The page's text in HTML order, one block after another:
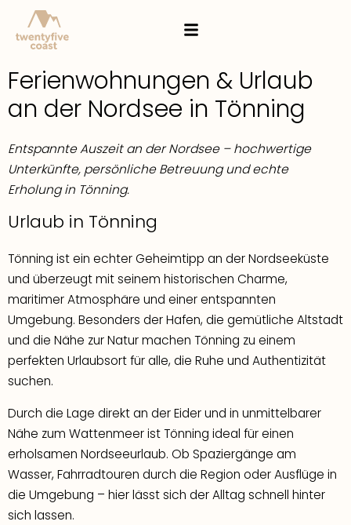
Ferienwohnungen & Urlaub
an der Nordsee in Tönning
Entspannte Auszeit an der Nordsee – hochwertige
Unterkünfte, persönliche Betreuung und echte
Erholung in Tönning.
Urlaub in Tönning
Tönning ist ein echter Geheimtipp an der Nordseeküste
und überzeugt mit seinem historischen Charme,
maritimer Atmosphäre und einer entspannten
Umgebung. Besonders der Hafen, die gemütliche Altstadt
und die Nähe zur Natur machen Tönning zu einem
perfekten Urlaubsort für alle, die Ruhe und Authentizität
suchen.
Durch die Lage direkt an der Eider und in unmittelbarer
Nähe zum Wattenmeer ist Tönning ideal für einen
erholsamen Nordseeurlaub. Ob Spaziergänge am
Wasser, Fahrradtouren durch die Region oder Ausflüge in
die Umgebung – hier lässt sich der Alltag schnell hinter
sich lassen.